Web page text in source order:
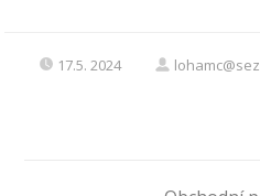
17.5. 2024